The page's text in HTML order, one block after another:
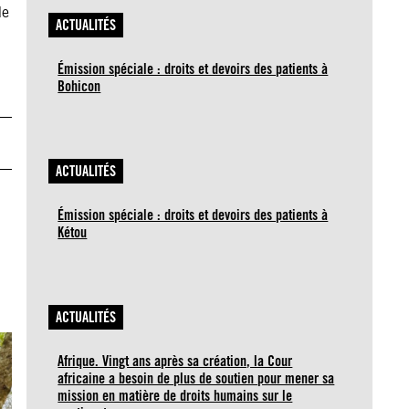
ACTUALITÉS
Émission spéciale : droits et devoirs des patients à
Bohicon
ACTUALITÉS
Émission spéciale : droits et devoirs des patients à
Kétou
ACTUALITÉS
Afrique. Vingt ans après sa création, la Cour
africaine a besoin de plus de soutien pour mener sa
mission en matière de droits humains sur le